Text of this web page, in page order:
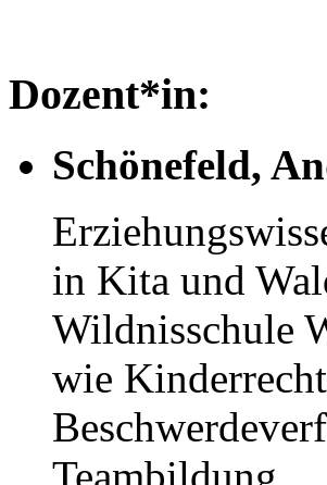
Dozent*in:
Schönefeld,
in Kita und
Wildnisschule
wie
Teambildung